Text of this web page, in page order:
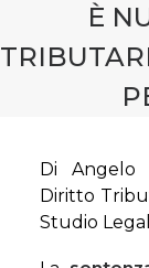
È
Di Angelo
Diritto
Studio